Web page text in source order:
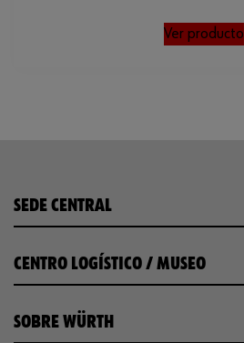
Ver producto
SEDE CENTRAL
CENTRO LOGÍSTICO / MUSEO
SOBRE WÜRTH